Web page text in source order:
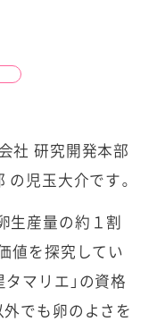
社 研究開発本部
児玉大介です。
生産量の約１割
値を探究してい
マリエ」の資格
外でも卵のよさを